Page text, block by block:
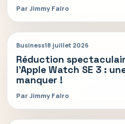
Par Jimmy Falro
Business18 juillet 2026
Réduction
l’Apple Watch SE 3 :
manquer !
Par Jimmy Falro